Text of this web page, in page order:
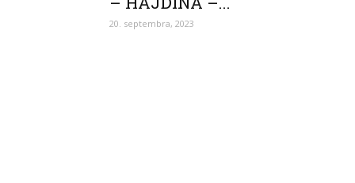
20. septembra, 2023